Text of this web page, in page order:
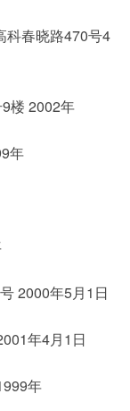
科春晓路470号4
楼 2002年
年
2000年5月1日
年4月1日
年